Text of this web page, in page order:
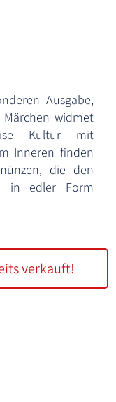
Ausgabe,
widmet
Kultur mit
Inneren finden
die den
in edler Form
verkauft!